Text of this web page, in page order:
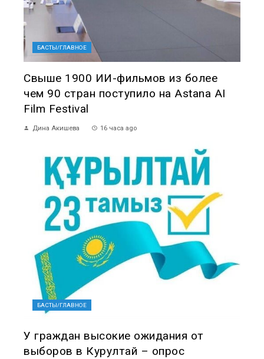
БАСТЫ/ГЛАВНОЕ
Свыше 1900 ИИ-фильмов из более
чем 90 стран поступило на Astana AI
Film Festival
Дина Акишева 16 часа ago
БАСТЫ/ГЛАВНОЕ
У граждан высокие ожидания от
выборов в Курултай – опрос